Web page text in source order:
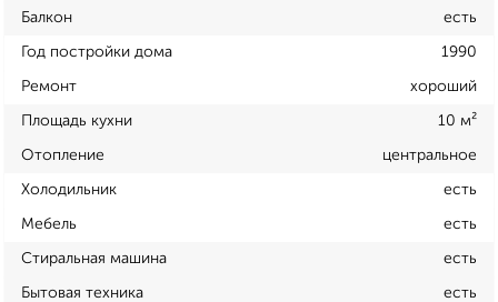
Балкон есть
Год постройки дома 1990
Ремонт хороший
Площадь кухни 10 м²
Отопление центральное
Холодильник есть
Мебель есть
Стиральная машина есть
Бытовая техника есть